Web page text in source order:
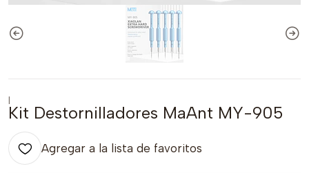
|
Kit Destornilladores MaAnt MY-905
Agregar a la lista de favoritos